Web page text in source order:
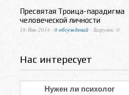
Пресвятая Троица-парадигма
человеческой личности
18-Янв-2014 · 0 обсуждений · Загрузок: 0
Нас интересует
Нужен ли психолог